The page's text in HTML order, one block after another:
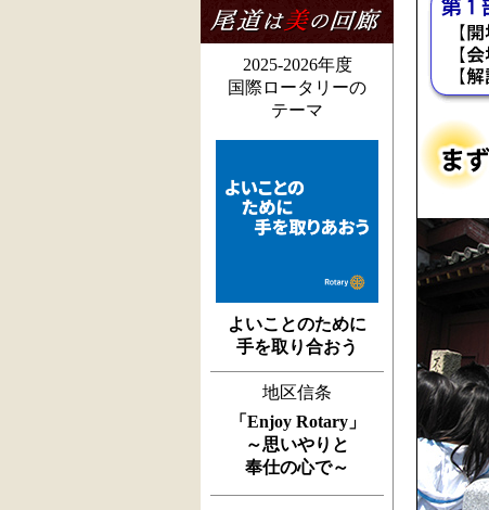
2025-2026年度
国際ロータリーの
テーマ
よいことのために
手を取り合おう
地区信条
「Enjoy Rotary」
～思いやりと
奉仕の心で～